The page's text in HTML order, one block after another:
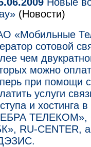
(Новости)
«Мобильные
сотовой
чем
можно
при помощи
услуги
и хостинга
ТЕЛЕКОМ»,
RU-CENTER,